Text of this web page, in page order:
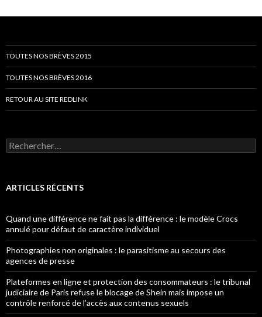
TOUTES NOS BRÈVES 2015
TOUTES NOS BRÈVES 2016
RETOUR AU SITE REDLINK
Rechercher :
ARTICLES RÉCENTS
Quand une différence ne fait pas la différence : le modèle Crocs
annulé pour défaut de caractère individuel
Photographies non originales : le parasitisme au secours des
agences de presse
Plateformes en ligne et protection des consommateurs : le tribunal
judiciaire de Paris refuse le blocage de Shein mais impose un
contrôle renforcé de l’accès aux contenus sexuels